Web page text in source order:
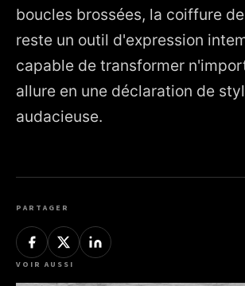
boucles brossées, la coiffure
reste un outil d'expression
capable de transformer
allure en une déclaration de
audacieuse.
PARTAGER
VOIR AUSSI